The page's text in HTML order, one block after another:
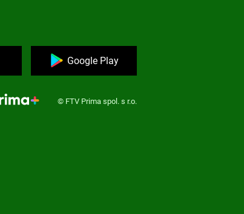
Google Play
© FTV Prima spol. s r.o.